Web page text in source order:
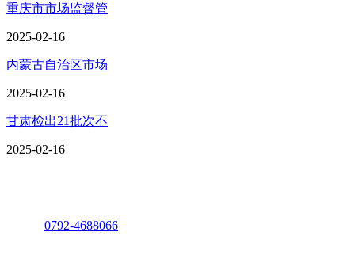
重庆市市场监督管
2025-02-16
内蒙古自治区市场
2025-02-16
甘肃检出21批次不
2025-02-16
0792-4688066